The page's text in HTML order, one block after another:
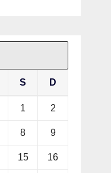
S D
1 2
8 9
15 16